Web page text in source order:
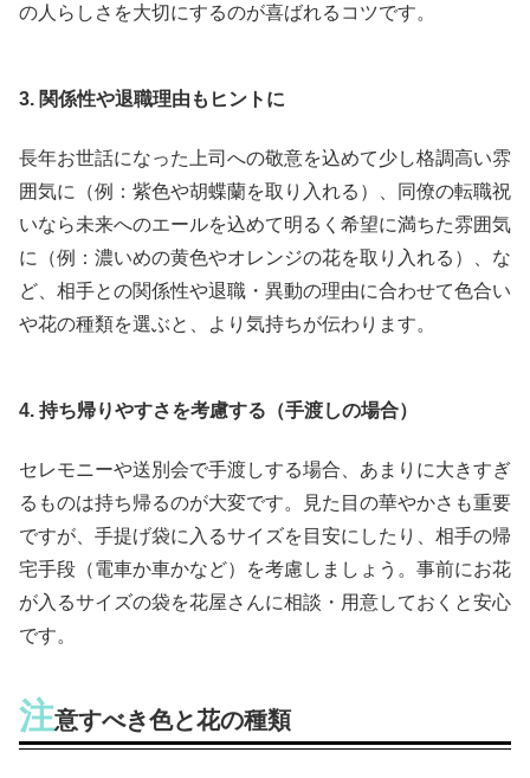
の人らしさを大切にするのが喜ばれるコツです。
3. 関係性や退職理由もヒントに
長年お世話になった上司への敬意を込めて少し格調高い雰
囲気に（例：紫色や胡蝶蘭を取り入れる）、同僚の転職祝
いなら未来へのエールを込めて明るく希望に満ちた雰囲気
に（例：濃いめの黄色やオレンジの花を取り入れる）、な
ど、相手との関係性や退職・異動の理由に合わせて色合い
や花の種類を選ぶと、より気持ちが伝わります。
4. 持ち帰りやすさを考慮する（手渡しの場合）
セレモニーや送別会で手渡しする場合、あまりに大きすぎ
るものは持ち帰るのが大変です。見た目の華やかさも重要
ですが、手提げ袋に入るサイズを目安にしたり、相手の帰
宅手段（電車か車かなど）を考慮しましょう。事前にお花
が入るサイズの袋を花屋さんに相談・用意しておくと安心
です。
注意すべき色と花の種類